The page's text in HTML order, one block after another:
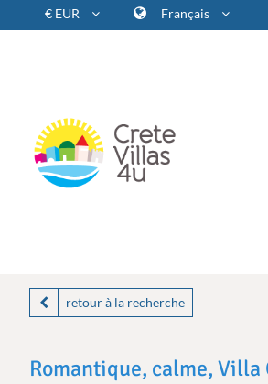
€ EUR Français
retour à la recherche
Romantique, calme,